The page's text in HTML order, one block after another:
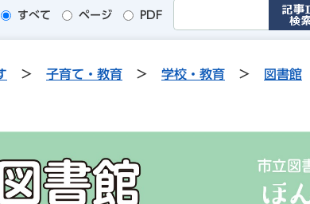
すべて ページ PDF
> 子育て・教育 > 学校・教育 > 図書館